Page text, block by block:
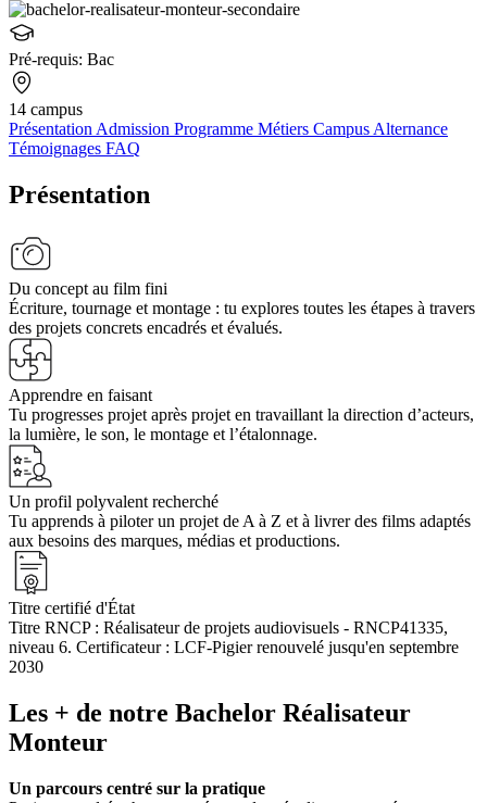
Pré-requis: Bac
14 campus
PrésentationAdmission Programme Métiers CampusAlternance
Témoignages FAQ
Présentation
Du concept au film fini
Écriture, tournage et montage : tu explores toutes les étapes à travers
des projets concrets encadrés et évalués.
Apprendre en faisant
Tu progresses projet après projet en travaillant la direction d’acteurs,
la lumière, le son, le montage et l’étalonnage.
Un profil polyvalent recherché
Tu apprends à piloter un projet de A à Z et à livrer des films adaptés
aux besoins des marques, médias et productions.
Titre certifié d'État
Titre RNCP : Réalisateur de projets audiovisuels - RNCP41335,
niveau 6. Certificateur : LCF-Pigier renouvelé jusqu'en septembre
2030
Les + de notre Bachelor Réalisateur
Monteur
Un parcours centré sur la pratique